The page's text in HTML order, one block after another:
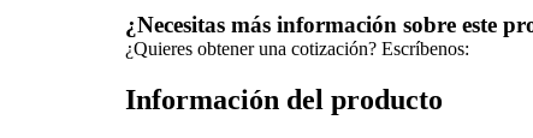
¿Necesitas más información sobre este
¿Quieres obtener una cotización? Escríbenos:
Información del producto